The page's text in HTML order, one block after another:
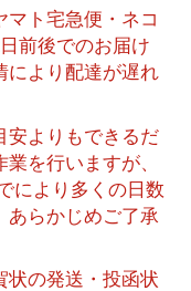
マト宅急便・ネコ
前後でのお届け
により配達が遅れ
安よりもできるだ
を行いますが、
により多くの日数
あらかじめご了承
状の発送・投函状